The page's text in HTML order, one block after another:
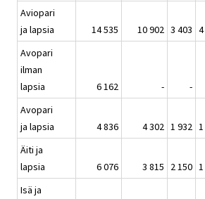
Aviopari
ja lapsia
14 535 10 902 3 403
Avopari
ilman
lapsia
6 162 - -
Avopari
ja lapsia
4 836 4 302 1 932
Äiti ja
lapsia
6 076 3 815 2 150
Isä ja